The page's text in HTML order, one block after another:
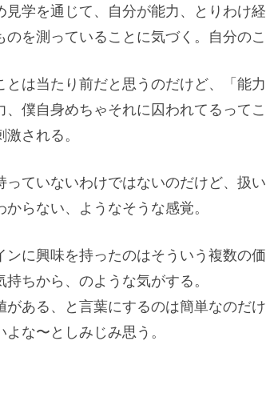
見学を通じて、自分が能力、とりわけ
を測っていることに気づく。自分のこ
とは当たり前だと思うのだけど、「能
、僕自身めちゃそれに囚われてるって
される。
っていないわけではないのだけど、扱
らない、ようなそうな感覚。
ンに興味を持ったのはそういう複数の
ちから、のような気がする。
がある、と言葉にするのは簡単なのだ
な〜としみじみ思う。